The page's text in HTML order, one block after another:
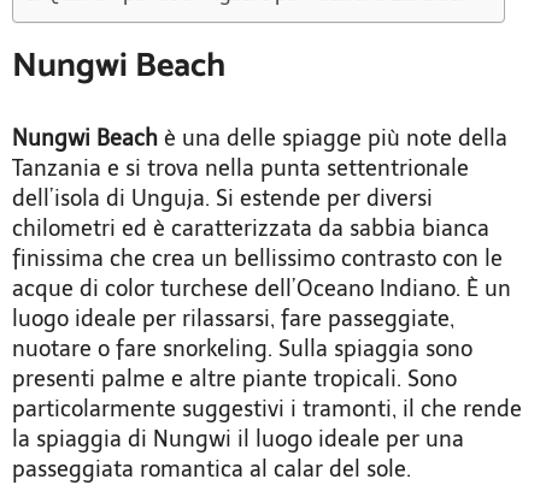
Nungwi Beach
Nungwi Beach è una delle spiagge più note della
Tanzania e si trova nella punta settentrionale
dell’isola di Unguja. Si estende per diversi
chilometri ed è caratterizzata da sabbia bianca
finissima che crea un bellissimo contrasto con le
acque di color turchese dell’Oceano Indiano. È un
luogo ideale per rilassarsi, fare passeggiate,
nuotare o fare snorkeling. Sulla spiaggia sono
presenti palme e altre piante tropicali. Sono
particolarmente suggestivi i tramonti, il che rende
la spiaggia di Nungwi il luogo ideale per una
passeggiata romantica al calar del sole.